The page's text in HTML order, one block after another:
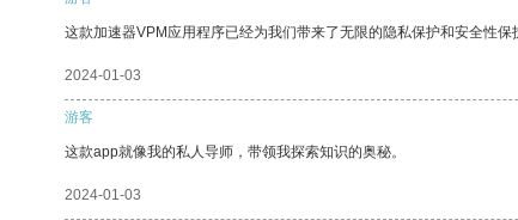
这款加速器VPM应用程序已经为我们带来了无限的隐私保护和安全性保
2024-01-03
游客
这款app就像我的私人导师，带领我探索知识的奥秘。
2024-01-03